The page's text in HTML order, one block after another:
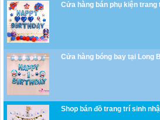
Cửa hàng bán phụ kiện trang
Cửa hàng bóng bay tại Long
Shop bán đồ trang trí sinh